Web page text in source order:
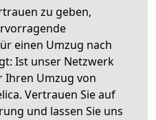
zu geben,
einen Umzug nach
Ist unser Netzwerk
Ihren Umzug von
Vertrauen Sie auf
und lassen Sie uns